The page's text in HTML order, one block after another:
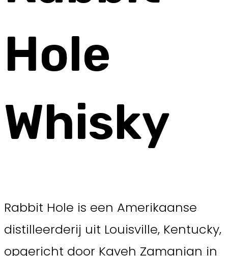
Hole
Whisky
Rabbit Hole is een Amerikaanse
distilleerderij uit Louisville, Kentucky,
opgericht door Kaveh Zamanian in